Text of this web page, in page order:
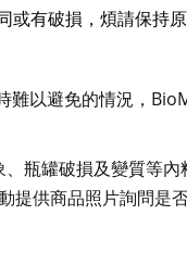
或有破損，煩請保持
難以避免的情況，
瓶罐破損及變質等內
提供商品照片詢問是否